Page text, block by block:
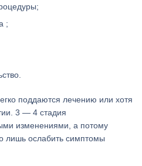
;
поддаются лечению или хотя
3 — 4 стадия
изменениями, а потому
лишь ослабить симптомы